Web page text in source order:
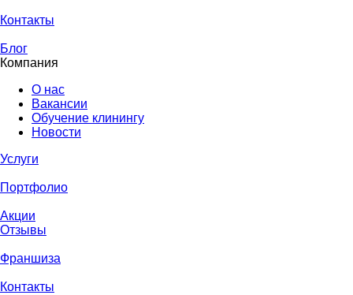
Контакты
Блог
Компания
О нас
Вакансии
Обучение клинингу
Новости
Услуги
Портфолио
Акции
Отзывы
Франшиза
Контакты